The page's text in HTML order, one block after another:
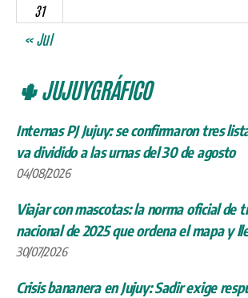
31
« Jul
🌵 JUJUYGRÁFICO
Internas PJ Jujuy: se confirmaron tres
va dividido a las urnas del 30 de agosto
04/08/2026
Viajar con mascotas: la norma oficial de
nacional de 2025 que ordena el mapa y
30/07/2026
Crisis bananera en Jujuy: Sadir exige